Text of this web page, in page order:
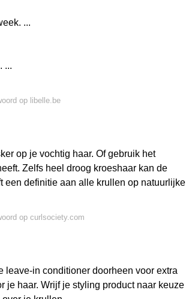
...
...
op libelle.be
op je vochtig haar. Of gebruik het
Zelfs heel droog kroeshaar kan de
een definitie aan alle krullen op natuurlijke
op curlsociety.com
leave-in conditioner doorheen voor extra
je haar. Wrijf je styling product naar keuze